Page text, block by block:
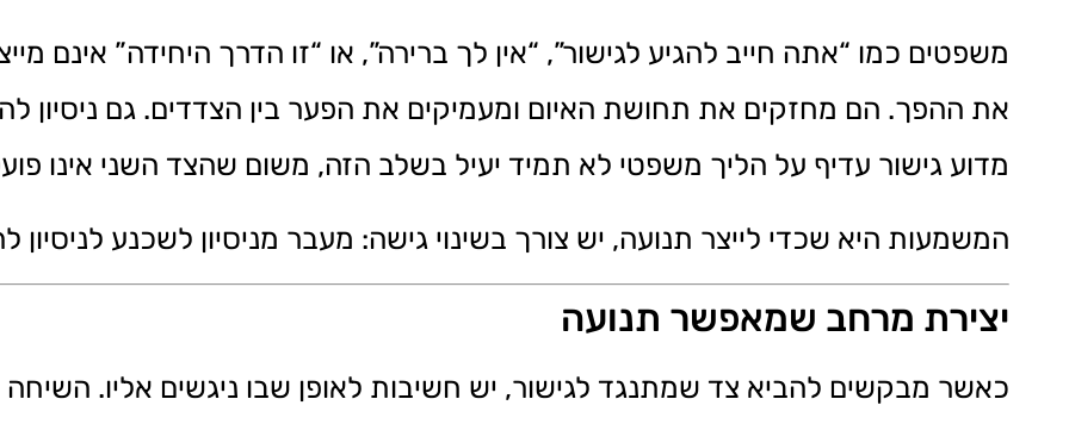
משפטים כמו “אתה חייב להגיע לגישור”, “אין לך ברירה”, או “זו הדרך היחידה” אינם
את ההפך. הם מחזקים את תחושת האיום ומעמיקים את הפער בין הצדדים. גם ניסיון
מדוע גישור עדיף על הליך משפטי לא תמיד יעיל בשלב הזה, משום שהצד השני אינו
המשמעות היא שכדי לייצר תנועה, יש צורך בשינוי גישה: מעבר מניסיון לשכנע לניסיון
יצירת מרחב שמאפשר תנועה
כאשר מבקשים להביא צד שמתנגד לגישור, יש חשיבות לאופן שבו ניגשים אליו.